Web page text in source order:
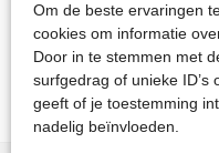
Om de beste ervaringen
cookies om informatie
Door in te stemmen met
surfgedrag of unieke ID’s
geeft of je toestemming
nadelig beïnvloeden.